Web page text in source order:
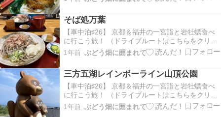
ょうハニー 東陽店さんへお寿司 おいしかったです
そば処万葉
【車中泊♯26】 京都＆福井の一宮詣と岩牡蠣食べ
に行こう旅！ （ドライブルートはこちらをクリッ
ク！）ここまで来たので 越前そばを食さねばとい
うことでそば処万葉さんへ夫 300ｇだったかな？
おそばにつゆはかけてありおろしが辛い最初の
つ…
1年前 ぶどう畑に囲まれて
三方五湖レインボーライン山頂公園
【車中泊♯26】 京都＆福井の一宮詣と岩牡蠣食べ
に行こう旅！ （ドライブルートはこちらをクリッ
ク！）駐車場に車を停め（８００円）でっかいた
ぬき親子がお出迎え公園案内板クリックで大きな
1年前 ぶどう畑に囲まれて